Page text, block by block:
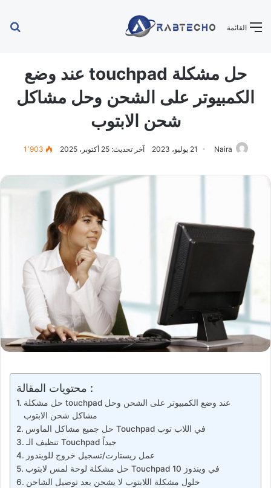
القائمة
حل مشكلة touchpad عند وضع
الكمبيوتر على الشحن وحل مشاكل
شحن الابتوب
Naira 21 يوليو، 2023 آخر تحديث: 25 أكتوبر، 2025 1٬903
محتويات المقالة :
حل مشكلة touchpad عند وضع الكمبيوتر على الشحن وحل
مشاكل شحن الابتوب
حل جميع مشاكل الماوس Touchpad في اللاب توب
تنظيف الـ Touchpad جيداً
عمل ريستارت/تسجيل خروج للويندوز
حل مشكلة لوحة لمس لابتوب Touchpad في ويندوز 10
حلول مشكلة اللابتوب لا يشحن بعد توصيل الشاحن